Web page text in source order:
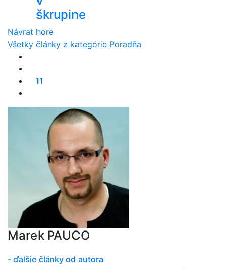
škrupine
Návrat hore
Všetky články z kategórie Poradňa
11
Marek PAUCO
- ďalšie články od autora